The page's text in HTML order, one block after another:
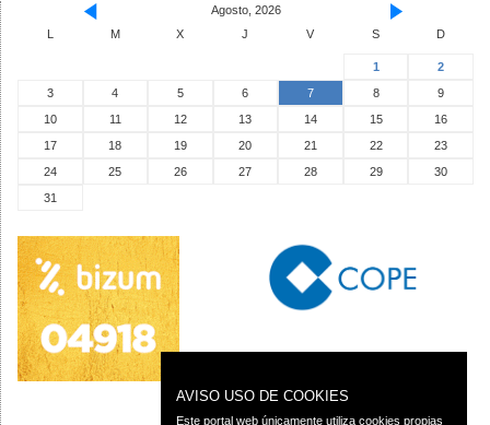
Agosto, 2026
L
M X J V S D
1
2
3
4 5 6 7 8
9
10
11 12 13 14 15
16
17
18 19 20 21 22
23
24
25 26 27 28 29
30
31
AVISO USO DE COOKIES
Este portal web únicamente utiliza cookies propias